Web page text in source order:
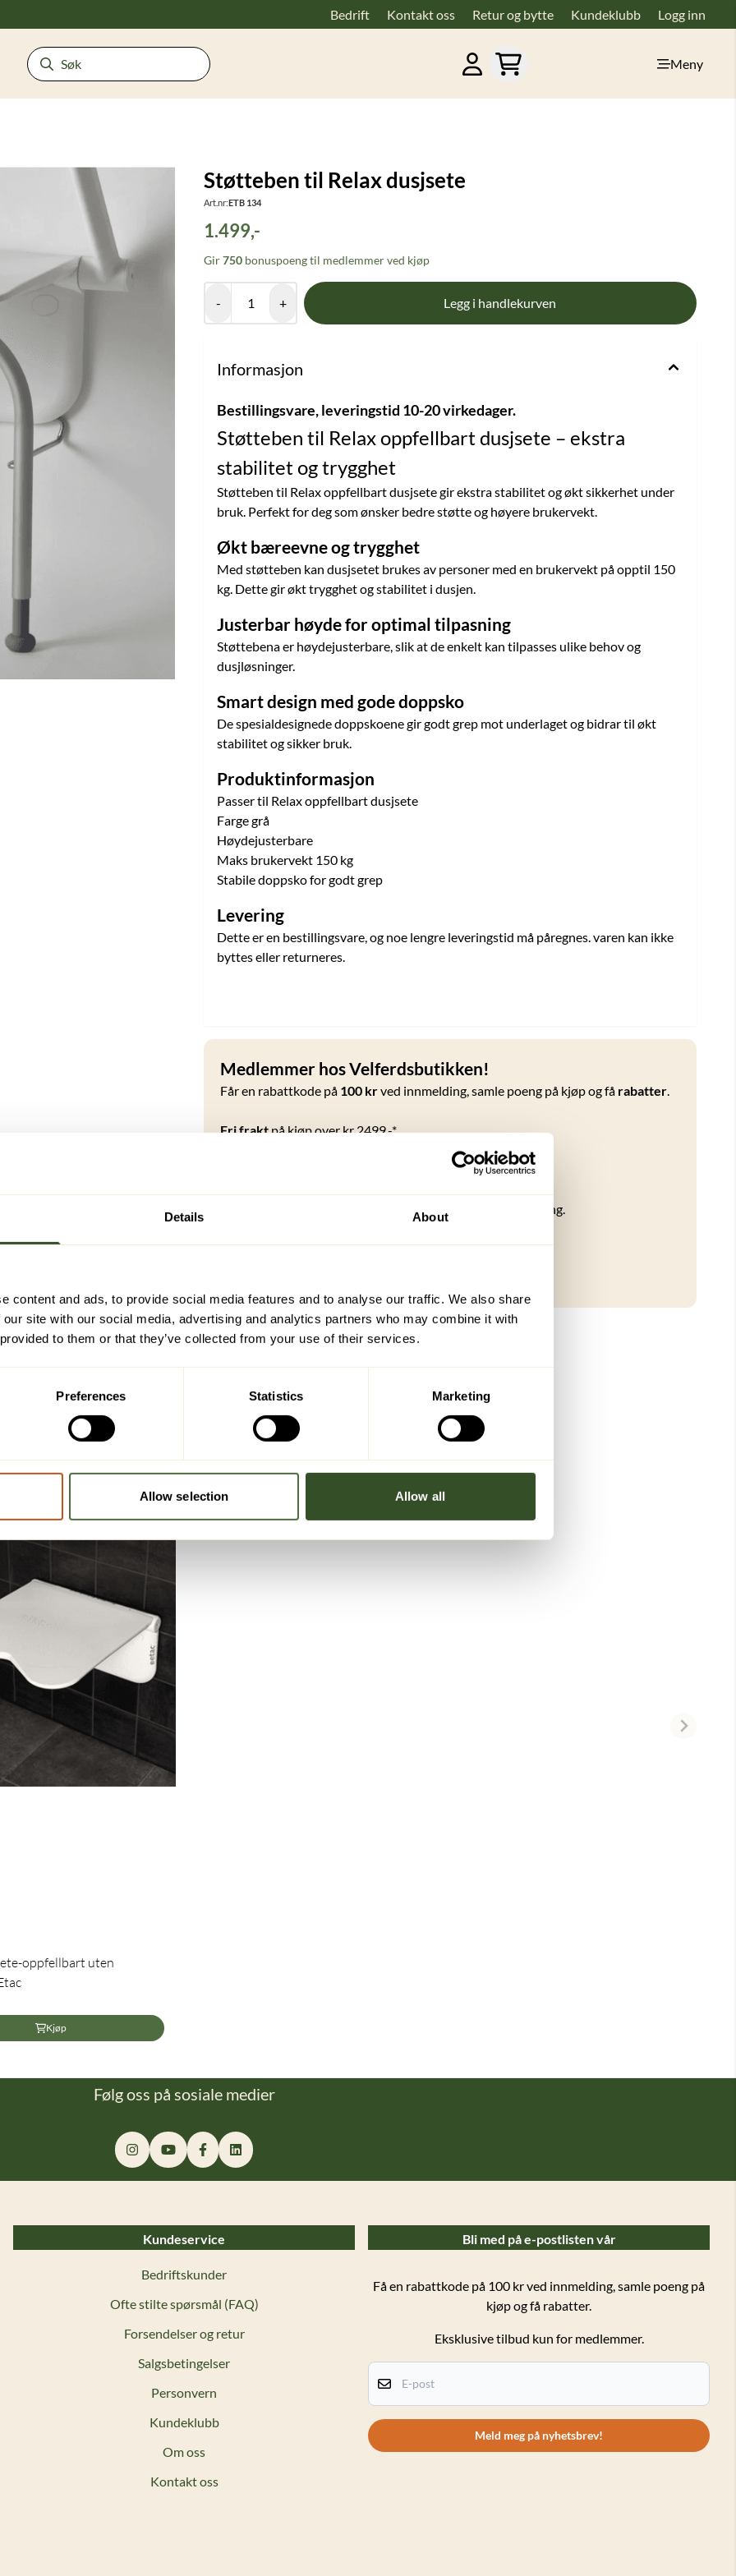
Details About
content and ads, to provide social media features and to analyse our traffic. We also share
site with our social media, advertising and analytics partners who may combine it with
to them or that they’ve collected from your use of their services.
Preferences Statistics Marketing
Allow selection Allow all
Bedrift Kontakt oss Retur og bytte Kundeklubb Logg inn
Meny
Støtteben til Relax dusjsete
Art.nr:ETB 134
1.499,-
Gir750 bonuspoeng til medlemmer ved kjøp
- +
Informasjon
Bestillingsvare, leveringstid 10-20 virkedager.
Støtteben til Relax oppfellbart dusjsete – ekstra
stabilitet og trygghet
Støtteben til Relax oppfellbart dusjsete gir ekstra stabilitet og økt sikkerhet under
bruk. Perfekt for deg som ønsker bedre støtte og høyere brukervekt.
Økt bæreevne og trygghet
Med støtteben kan dusjsetet brukes av personer med en brukervekt på opptil 150
kg. Dette gir økt trygghet og stabilitet i dusjen.
Justerbar høyde for optimal tilpasning
Støttebena er høydejusterbare, slik at de enkelt kan tilpasses ulike behov og
dusjløsninger.
Smart design med gode doppsko
De spesialdesignede doppskoene gir godt grep mot underlaget og bidrar til økt
stabilitet og sikker bruk.
Produktinformasjon
Passer til Relax oppfellbart dusjsete
Farge grå
Høydejusterbare
Maks brukervekt 150 kg
Stabile doppsko for godt grep
Levering
Dette er en bestillingsvare, og noe lengre leveringstid må påregnes. varen kan ikke
byttes eller returneres.
Medlemmer hos Velferdsbutikken!
Får en rabattkode på 100 krved innmelding, samle poeng på kjøp og få rabatter.
Fri fraktpå kjøp over kr 2499,-*
*Gratis frakt ved kjøp over kr 2499,- gjelder ikke hjemlevering.
Logg inn for å bruke dine medlemsfordeler
oppfellbart uten
Kjøp
Følg oss på sosiale medier
Kundeservice
Bedriftskunder
Ofte stilte spørsmål (FAQ)
Forsendelser og retur
Salgsbetingelser
Personvern
Kundeklubb
Om oss
Kontakt oss
Bli med på e-postlisten vår
Få en rabattkode på 100 kr ved innmelding, samle poeng på
kjøp og få rabatter.
Eksklusive tilbud kun for medlemmer.
Meld meg på nyhetsbrev!